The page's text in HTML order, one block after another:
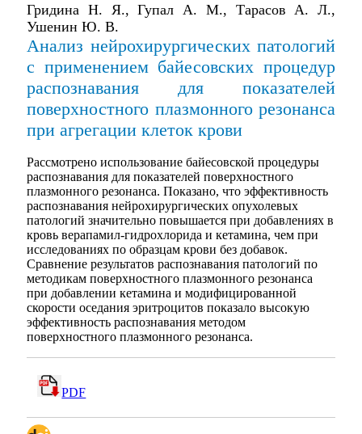
Гридина Н. Я., Гупал А. М., Тарасов А. Л.,
Ушенин Ю. В.
Анализ нейрохирургических патологий
с применением байесовских процедур
распознавания для показателей
поверхностного плазмонного резонанса
при агрегации клеток крови
Рассмотрено использование байесовской процедуры
распознавания для показателей поверхностного
плазмонного резонанса. Показано, что эффективность
распознавания нейрохирургических опухолевых
патологий значительно повышается при добавлениях в
кровь верапамил-гидрохлорида и кетамина, чем при
исследованиях по образцам крови без добавок.
Сравнение результатов распознавания патологий по
методикам поверхностного плазмонного резонанса
при добавлении кетамина и модифицированной
скорости оседания эритроцитов показало высокую
эффективность распознавания методом
поверхностного плазмонного резонанса.
PDF